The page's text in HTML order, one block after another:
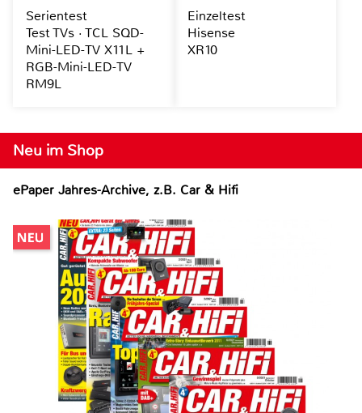
Neu im Shop
ePaper Jahres-Archive, z.B. Car & Hifi
Serientest
Test TVs · TCL SQD-
Mini-LED-TV X11L +
RGB-Mini-LED-TV
RM9L
Einzeltest
Hisense
XR10